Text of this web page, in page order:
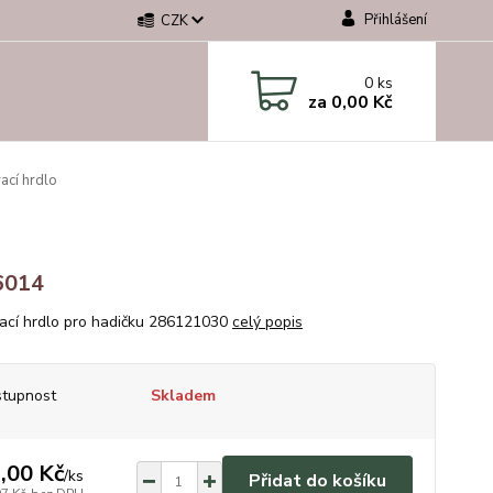
CZK Přihlášení
0ks
za 0,00 Kč
hrdlo
hrdlo pro hadičku 286121030 celý popis
Skladem
Kč/ks Přidat do košíku